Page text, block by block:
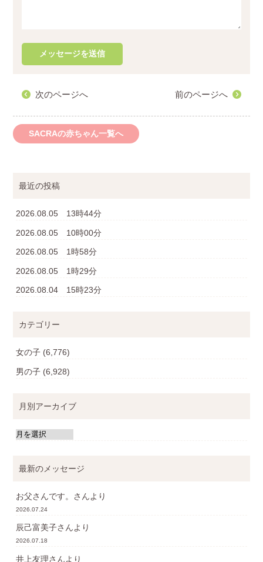
次のページへ 前のページへ
SACRAの赤ちゃん一覧へ
最近の投稿
2026.08.05 13時44分
2026.08.05 10時00分
2026.08.05 1時58分
2026.08.05 1時29分
2026.08.04 15時23分
カテゴリー
女の子 (6,776)
男の子 (6,928)
月別アーカイブ
最新のメッセージ
お父さんです。 さんより
2026.07.24
辰己富美子さんより
2026.07.18
井上友理さんより